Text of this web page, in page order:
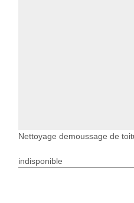
Nettoyage demoussage de
indisponible